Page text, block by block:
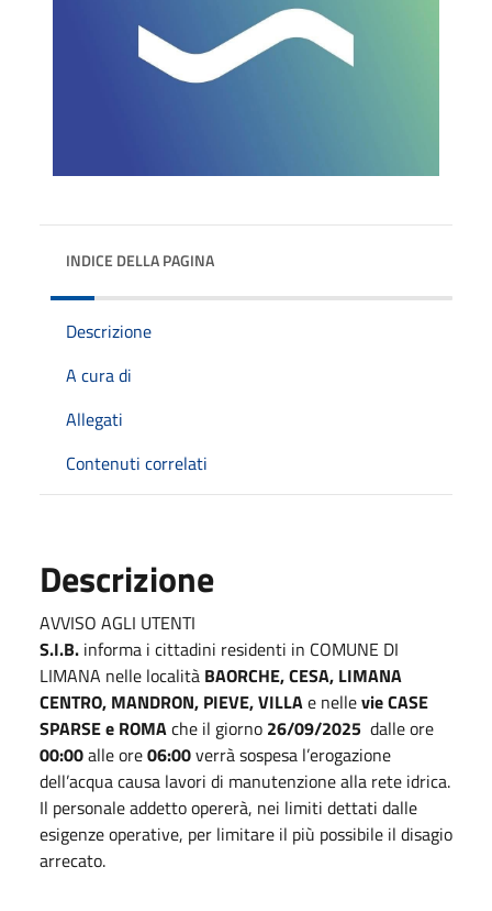
INDICE DELLA PAGINA
Descrizione
A cura di
Allegati
Contenuti correlati
Descrizione
AVVISO AGLI UTENTI
S.I.B. informa i cittadini residenti in COMUNE DI
LIMANA nelle località BAORCHE, CESA, LIMANA
CENTRO, MANDRON, PIEVE, VILLAe nellevie CASE
SPARSE e ROMAche il giorno 26/09/2025 dalle ore
00:00alle ore06:00verrà sospesa l’erogazione
dell’acqua causa lavori di manutenzione alla rete idrica.
Il personale addetto opererà, nei limiti dettati dalle
esigenze operative, per limitare il più possibile il disagio
arrecato.